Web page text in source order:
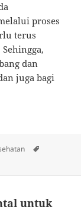
proses
terus
dan
juga bagi
untuk